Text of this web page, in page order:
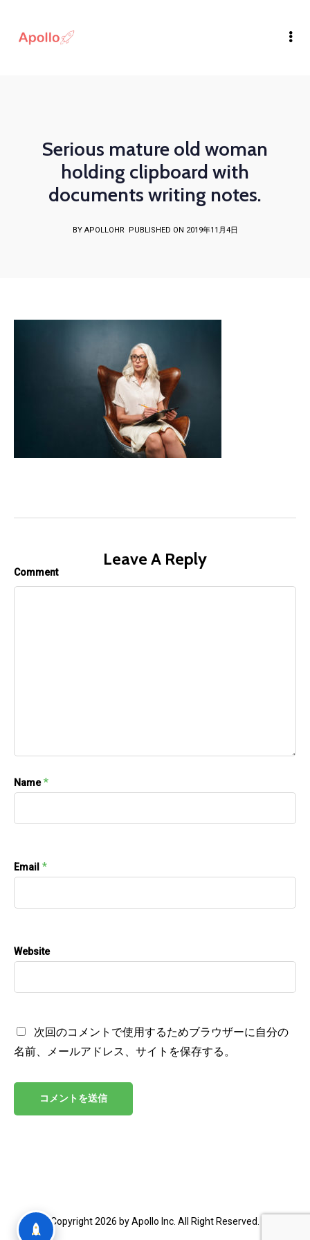
Serious mature old woman
holding clipboard with
documents writing notes.
BY APOLLOHR PUBLISHED ON 2019年11月4日
Leave A Reply
Comment
Name *
Email *
Website
次回のコメントで使用するためブラウザーに自分の
名前、メールアドレス、サイトを保存する。
Copyright 2026 by Apollo Inc. All Right Reserved.